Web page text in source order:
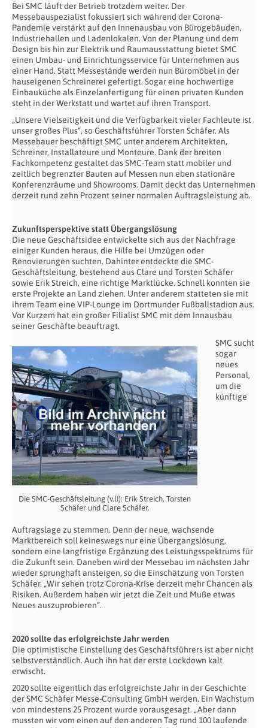
Bei SMC läuft der Betrieb trotzdem weiter. Der
Messebauspezialist fokussiert sich während der Corona-
Pandemie verstärkt auf den Innenausbau von Bürogebäuden,
Industriehallen und Ladenlokalen. Von der Planung und dem
Design bis hin zur Elektrik und Raumausstattung bietet SMC
einen Umbau- und Einrichtungsservice für Unternehmen aus
einer Hand. Statt Messestände werden nun Büromöbel in der
hauseigenen Schreinerei gefertigt. Sogar eine hochwertige
Einbauküche als Einzelanfertigung für einen privaten Kunden
steht in der Werkstatt und wartet auf ihren Transport.
„Unsere Vielseitigkeit und die Verfügbarkeit vieler Fachleute ist
unser großes Plus“, so Geschäftsführer Torsten Schäfer. Als
Messebauer beschäftigt SMC unter anderem Architekten,
Schreiner, Installateure und Monteure. Dank der breiten
Fachkompetenz gestaltet das SMC-Team statt mobiler und
zeitlich begrenzter Bauten auf Messen nun eben stationäre
Konferenzräume und Showrooms. Damit deckt das Unternehmen
derzeit rund zehn Prozent seiner normalen Auftragsleistung ab.
Zukunftsperspektive statt Übergangslösung
Die neue Geschäftsidee entwickelte sich aus der Nachfrage
einiger Kunden heraus, die Hilfe bei Umzügen oder
Renovierungen suchten. Dahinter entdeckte die SMC-
Geschäftsleitung, bestehend aus Clare und Torsten Schäfer
sowie Erik Streich, eine richtige Marktlücke. Schnell konnten sie
erste Projekte an Land ziehen. Unter anderem statteten sie mit
ihrem Team eine VIP-Lounge im Dortmunder Fußballstadion aus.
Vor Kurzem hat ein großer Filialist SMC mit dem Innausbau
seiner Geschäfte beauftragt.
Die SMC-Geschäftsleitung (v.li): Erik Streich, Torsten
Schäfer und Clare Schäfer.
SMC sucht
sogar
neues
Personal,
um die
künftige
Auftragslage zu stemmen. Denn der neue, wachsende
Marktbereich soll keineswegs nur eine Übergangslösung,
sondern eine langfristige Ergänzung des Leistungsspektrums für
die Zukunft sein. Daneben wird der Messebau im nächsten Jahr
wieder sprunghaft ansteigen, so die Einschätzung von Torsten
Schäfer. „Wir sehen trotz Corona-Krise derzeit mehr Chancen als
Risiken. Außerdem haben wir jetzt die Zeit und Muße etwas
Neues auszuprobieren“.
2020 sollte das erfolgreichste Jahr werden
Die optimistische Einstellung des Geschäftsführers ist aber nicht
selbstverständlich. Auch ihn hat der erste Lockdown kalt
erwischt.
2020 sollte eigentlich das erfolgreichste Jahr in der Geschichte
der SMC Schäfer Messe-Consulting GmbH werden. Ein Wachstum
von mindestens 25 Prozent wurde vorausgesagt. „Aber dann
mussten wir vom einen auf den anderen Tag rund 100 laufende